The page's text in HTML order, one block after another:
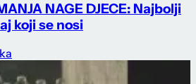
NAGE DJECE: Najbolji
koji se nosi